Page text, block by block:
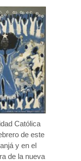
Católica
de este
y en el
de la nueva